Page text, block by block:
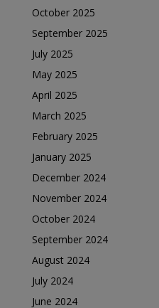
October 2025
September 2025
July 2025
May 2025
April 2025
March 2025
February 2025
January 2025
December 2024
November 2024
October 2024
September 2024
August 2024
July 2024
June 2024